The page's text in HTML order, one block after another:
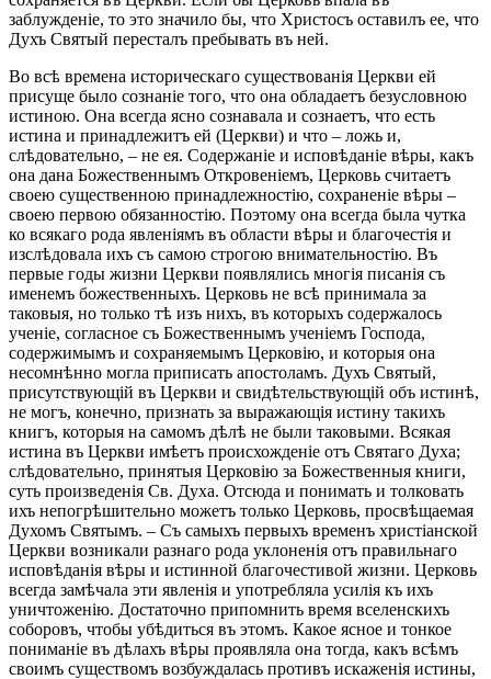
заблужденіе, то это значило бы, что Христосъ оставилъ ее, что
Духъ Святый пересталъ пребывать въ ней.
Во всѣ времена историческаго существованія Церкви ей
присуще было сознаніе того, что она обладаетъ безусловною
истиною. Она всегда ясно сознавала и сознаетъ, что есть
истина и принадлежитъ ей (Церкви) и что – ложь и,
слѣдовательно, – не ея. Содержаніе и исповѣданіе вѣры, какъ
она дана Божественнымъ Откровеніемъ, Церковь считаетъ
своею существенною принадлежностію, сохраненіе вѣры –
своею первою обязанностію. Поэтому она всегда была чутка
ко всякаго рода явленіямъ въ области вѣры и благочестія и
изслѣдовала ихъ съ самою строгою внимательностію. Въ
первые годы жизни Церкви появлялись многія писанія съ
именемъ божественныхъ. Церковь не всѣ принимала за
таковыя, но только тѣ изъ нихъ, въ которыхъ содержалось
ученіе, согласное съ Божественнымъ ученіемъ Господа,
содержимымъ и сохраняемымъ Церковію, и которыя она
несомнѣнно могла приписать апостоламъ. Духъ Святый,
присутствующій въ Церкви и свидѣтельствующій объ истинѣ,
не могъ, конечно, признать за выражающія истину такихъ
книгъ, которыя на самомъ дѣлѣ не были таковыми. Всякая
истина въ Церкви имѣетъ происхожденіе отъ Святаго Духа;
слѣдовательно, принятыя Церковію за Божественныя книги,
суть произведенія Св. Духа. Отсюда и понимать и толковать
ихъ непогрѣшительно можетъ только Церковь, просвѣщаемая
Духомъ Святымъ. – Съ самыхъ первыхъ временъ христіанской
Церкви возникали разнаго рода уклоненія отъ правильнаго
исповѣданія вѣры и истинной благочестивой жизни. Церковь
всегда замѣчала эти явленія и употребляла усилія къ ихъ
уничтоженію. Достаточно припомнить время вселенскихъ
соборовъ, чтобы убѣдиться въ этомъ. Какое ясное и тонкое
пониманіе въ дѣлахъ вѣры проявляла она тогда, какъ всѣмъ
своимъ существомъ возбуждалась противъ искаженія истины,